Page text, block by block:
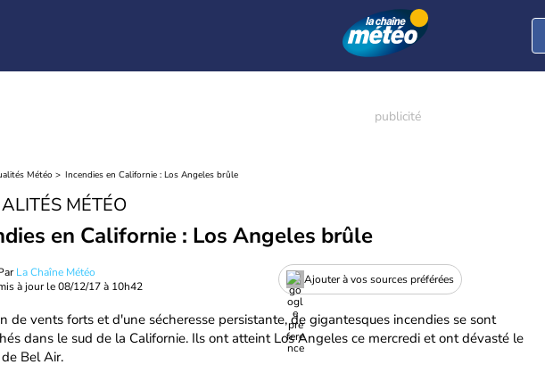
Météo Incendies en Californie : Los Angeles brûle
MÉTÉO
en Californie : Los Angeles brûle
La Chaîne Météo
à jour le08/12/17 à 10h42
Ajouter à vos sources préférées
de vents forts et d'une sécheresse persistante, de gigantesques incendies se sont
dans le sud de la Californie. Ils ont atteint Los Angeles ce mercredi et ont dévasté le
Bel Air.